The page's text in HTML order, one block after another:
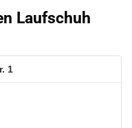
Laufschuh
1